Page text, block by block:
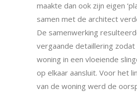
maakte dan ook zijn eigen
samen met de architect
De samenwerking
vergaande detaillering zodat
woning in een vloeiende
op elkaar aansluit. Voor het
van de woning werd de